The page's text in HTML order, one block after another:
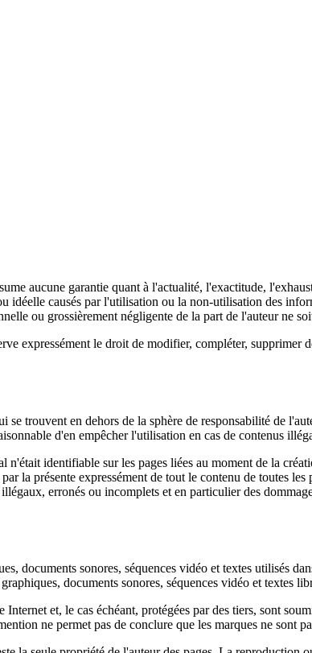
aucune garantie quant à l'actualité, l'exactitude,
idéelle causés par l'utilisation ou la non-utilisation des
ou grossièrement négligente de la part de l'auteur ne
expressément le droit de modifier, compléter,
se trouvent en dehors de la sphère de responsabilité de
d'en empêcher l'utilisation en cas de contenus
n'était identifiable sur les pages liées au moment de la
la présente expressément de tout le contenu de toutes
erronés ou incomplets et en particulier des
documents sonores, séquences vidéo et textes utilisés
documents sonores, séquences vidéo et textes
et, le cas échéant, protégées par des tiers, sont
ne permet pas de conclure que les marques ne sont